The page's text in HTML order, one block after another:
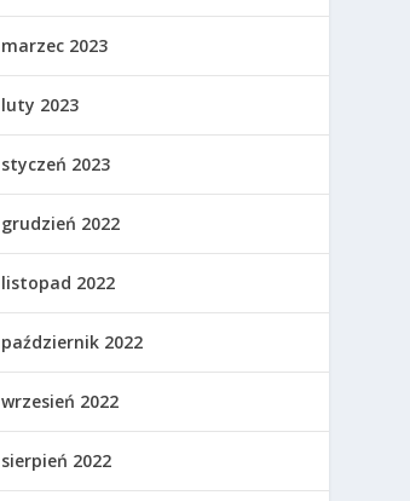
marzec 2023
luty 2023
styczeń 2023
grudzień 2022
listopad 2022
październik 2022
wrzesień 2022
sierpień 2022